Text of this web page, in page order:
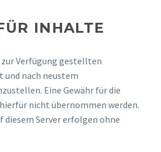
INHALTE
Verfügung gestellten
nach neustem
Eine Gewähr für die
nicht übernommen werden.
Server erfolgen ohne